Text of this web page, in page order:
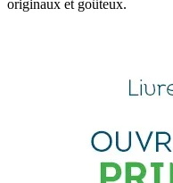
originaux et goûteux.